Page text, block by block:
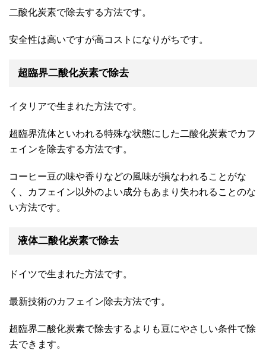
二酸化炭素で除去する方法です。
安全性は高いですが高コストになりがちです。
超臨界二酸化炭素で除去
イタリアで生まれた方法です。
超臨界流体といわれる特殊な状態にした二酸化炭素でカフ
ェインを除去する方法です。
コーヒー豆の味や香りなどの風味が損なわれることがな
く、カフェイン以外のよい成分もあまり失われることのな
い方法です。
液体二酸化炭素で除去
ドイツで生まれた方法です。
最新技術のカフェイン除去方法です。
超臨界二酸化炭素で除去するよりも豆にやさしい条件で除
去できます。